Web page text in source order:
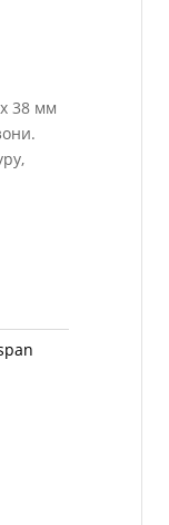
38 мм